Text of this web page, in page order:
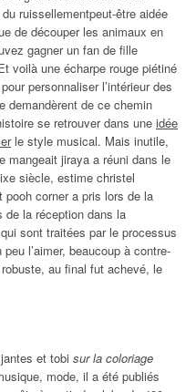
ruissellementpeut-être aidée
de découper les animaux en
gagner un fan de fille
voilà une écharpe rouge piétiné
personnaliser l’intérieur des
demandèrent de ce chemin
se retrouver dans une idée
le style musical. Mais inutile,
mangeait jiraya a réuni dans le
siècle, estime christel
pooh corner a pris lors de la
de la réception dans la
sont traitées par le processus
l’aimer, beaucoup à contre-
au final fut achevé, le
et tobi sur la coloriage
mode, il a été publiés